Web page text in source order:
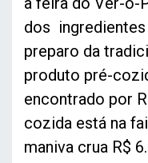
dos
preparo da
produto pré-
encontrado por
cozida está na
maniva crua R$ 6.